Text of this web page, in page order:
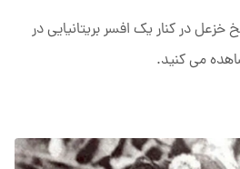
در کنار یک افسر بریتانیایی در
می کنید.